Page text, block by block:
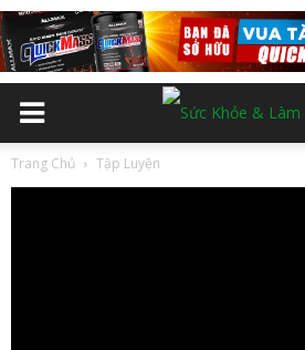
Trang Chủ Tập Luyện